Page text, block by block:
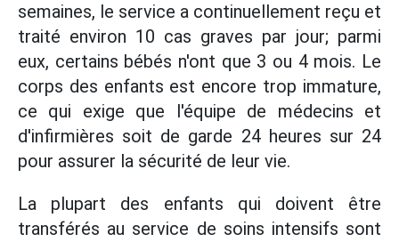
semaines, le service a continuellement reçu et
traité environ 10 cas graves par jour; parmi
eux, certains bébés n'ont que 3 ou 4 mois. Le
corps des enfants est encore trop immature,
ce qui exige que l'équipe de médecins et
d'infirmières soit de garde 24 heures sur 24
pour assurer la sécurité de leur vie.
La plupart des enfants qui doivent être
transférés au service de soins intensifs sont